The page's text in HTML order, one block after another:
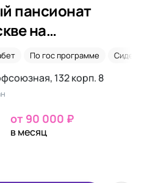
пансионат
на
По гос программе Сиделки
132 корп. 8
от 90 000 ₽
в месяц